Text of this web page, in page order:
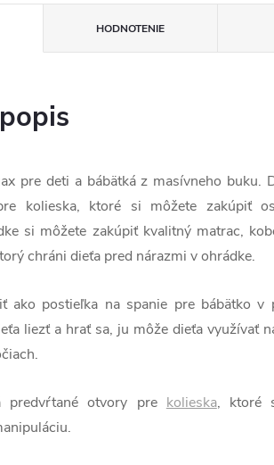
HODNOTENIE
pre deti a bábätká z masívneho buku.
kolieska, ktoré si môžete zakúpiť
si môžete zakúpiť kvalitný matrac,
chráni dieťa pred nárazmi v ohrádke.
ako postieľka na spanie pre bábätko v
liezť a hrať sa, ju môže dieťa využívať
predvŕtané otvory pre kolieska, ktoré